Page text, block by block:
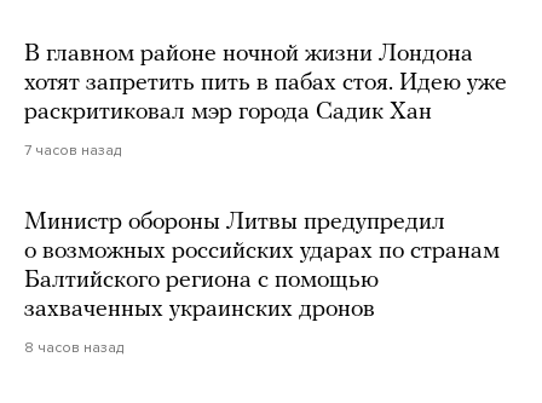
В главном районе ночной жизни Лондона
хотят запретить пить в пабах стоя. Идею уже
раскритиковал мэр города Садик Хан
7 часов назад
Министр обороны Литвы предупредил
о возможных российских ударах по странам
Балтийского региона с помощью
захваченных украинских дронов
8 часов назад